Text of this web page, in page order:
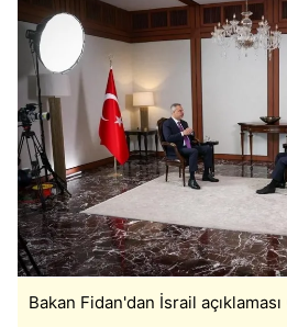
Bakan Fidan'dan İsrail açıklaması